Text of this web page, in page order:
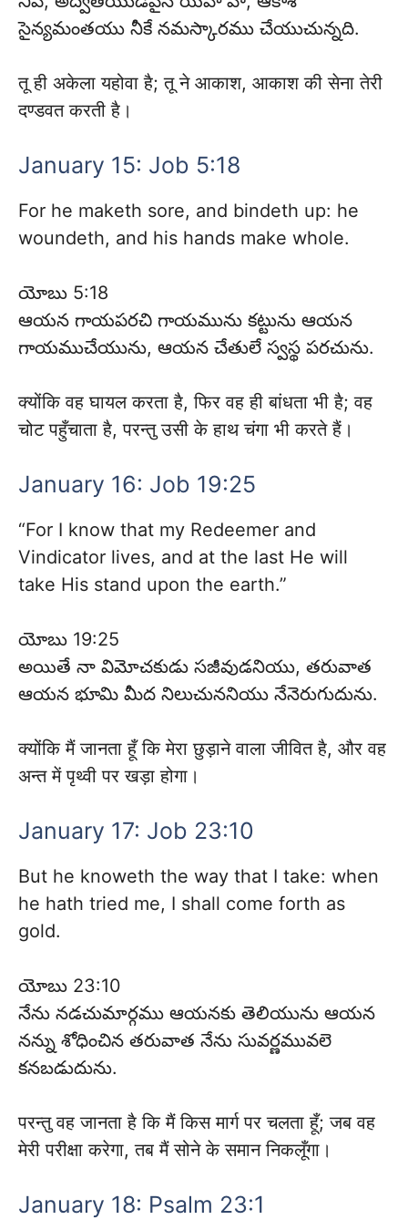
సైన్యమంతయు నీకే నమస్కారము చేయుచున్నది.
तू ही अकेला यहोवा है; तू ने आकाश, आकाश की सेना तेरी
दण्डवत करती है।
January 15: Job 5:18
For he maketh sore, and bindeth up: he
woundeth, and his hands make whole.
యోబు 5:18
ఆయన గాయపరచి గాయమును కట్టును ఆయన
గాయముచేయును, ఆయన చేతులే స్వస్థ పరచును.
क्योंकि वह घायल करता है, फिर वह ही बांधता भी है; वह
चोट पहुँचाता है, परन्तु उसी के हाथ चंगा भी करते हैं।
January 16: Job 19:25
“For I know that my Redeemer and
Vindicator lives, and at the last He will
take His stand upon the earth.”
యోబు 19:25
అయితే నా విమోచకుడు సజీవుడనియు, తరువాత
ఆయన భూమి మీద నిలుచుననియు నేనెరుగుదును.
क्योंकि मैं जानता हूँ कि मेरा छुड़ाने वाला जीवित है, और वह
अन्त में पृथ्वी पर खड़ा होगा।
January 17: Job 23:10
But he knoweth the way that I take: when
he hath tried me, I shall come forth as
gold.
యోబు 23:10
నేను నడచుమార్గము ఆయనకు తెలియును ఆయన
నన్ను శోధించిన తరువాత నేను సువర్ణమువలె
కనబడుదును.
परन्तु वह जानता है कि मैं किस मार्ग पर चलता हूँ; जब वह
मेरी परीक्षा करेगा, तब मैं सोने के समान निकलूँगा।
January 18: Psalm 23:1